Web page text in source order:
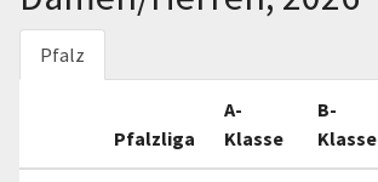
Pfalz
Pfalzliga
A-
Klasse
B-
Klasse